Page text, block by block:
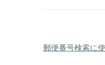
郵便番号検索に